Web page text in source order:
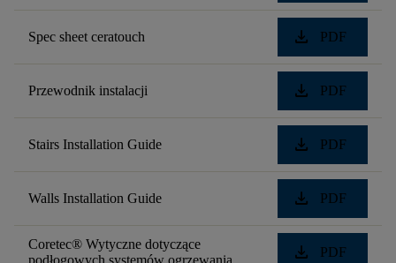
Spec sheet ceratouch download PDF
Przewodnik instalacji download PDF
Stairs Installation Guide download PDF
Walls Installation Guide download PDF
Coretec® Wytyczne dotyczące
download PDF